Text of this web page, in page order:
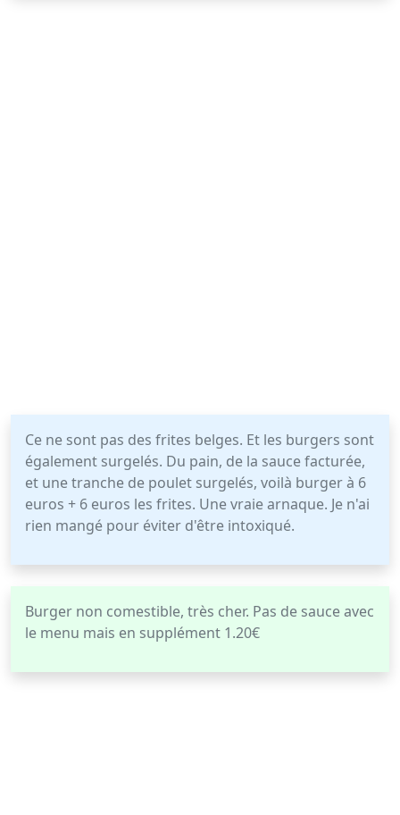
Ce ne sont pas des frites belges. Et les burgers sont
également surgelés. Du pain, de la sauce facturée,
et une tranche de poulet surgelés, voilà burger à 6
euros + 6 euros les frites. Une vraie arnaque. Je n'ai
rien mangé pour éviter d'être intoxiqué.
Burger non comestible, très cher. Pas de sauce avec
le menu mais en supplément 1.20€